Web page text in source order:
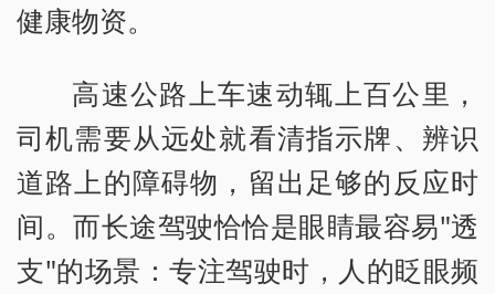
健康物资。
高速公路上车速动辄上百公里，
司机需要从远处就看清指示牌、辨识
道路上的障碍物，留出足够的反应时
间。而长途驾驶恰恰是眼睛最容易"透
支"的场景：专注驾驶时，人的眨眼频